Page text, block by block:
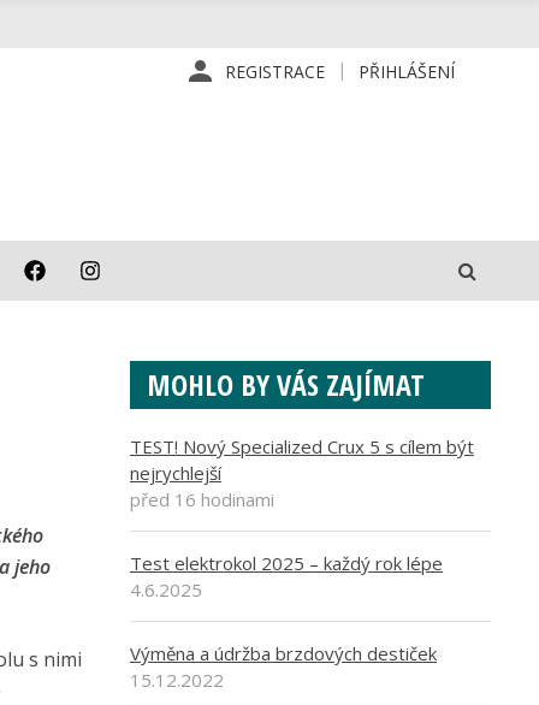
REGISTRACE PŘIHLÁŠENÍ
jeho
s nimi
MOHLO BY VÁS ZAJÍMAT
TEST! Nový Specialized Crux 5 s cílem být
nejrychlejší
před 16 hodinami
Test elektrokol 2025 – každý rok lépe
4.6.2025
Výměna a údržba brzdových destiček
15.12.2022